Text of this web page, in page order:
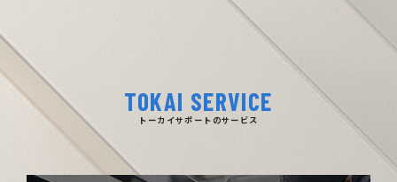
TOKAI SERVICE
トーカイサポートのサービス